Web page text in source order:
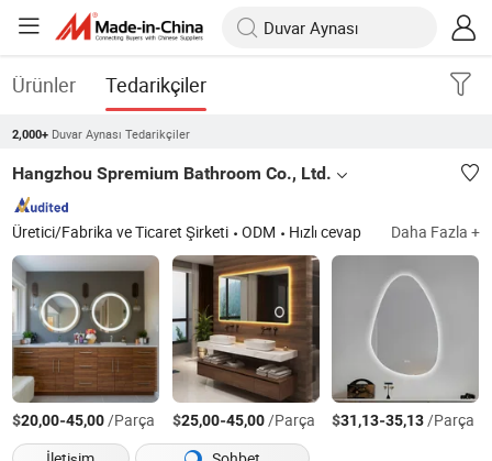
Ürünler Tedarikçiler
2,000+ Duvar Aynası Tedarikçiler
Hangzhou Spremium Bathroom Co., Ltd.
Üretici/Fabrika ve Ticaret Şirketi ODM Hızlı cevap Daha Fazla +
$20,00-45,00/Parça $25,00-45,00/Parça $31,13-35,13/Parça